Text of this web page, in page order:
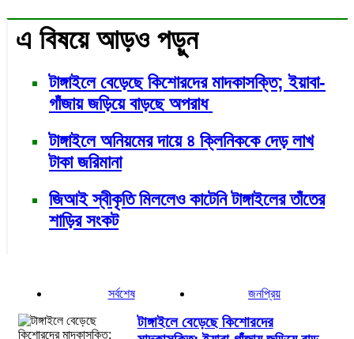
এ বিষয়ে আড়ও পড়ুন
টাঙ্গাইলে বেড়েছে কিশোরদের মাদকাসক্তি; ইয়াবা-
গাঁজায় জড়িয়ে বাড়ছে অপরাধ
টাঙ্গাইলে অনিয়মের দায়ে ৪ ক্লিনিককে দেড় লাখ
টাকা জরিমানা
জিআই স্বীকৃতি মিললেও কাটেনি টাঙ্গাইলের তাঁতের
শাড়ির সংকট
সর্বশেষ জনপ্রিয়
টাঙ্গাইলে বেড়েছে কিশোরদের